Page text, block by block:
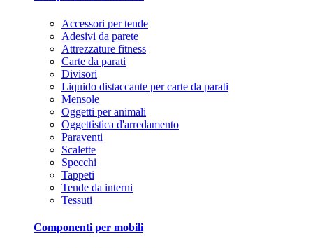
Accessori per tende
Adesivi da parete
Attrezzature fitness
Carte da parati
Divisori
Liquido distaccante per carte da parati
Mensole
Oggetti per animali
Oggettistica d'arredamento
Paraventi
Scalette
Specchi
Tappeti
Tende da interni
Tessuti
Componenti per mobili